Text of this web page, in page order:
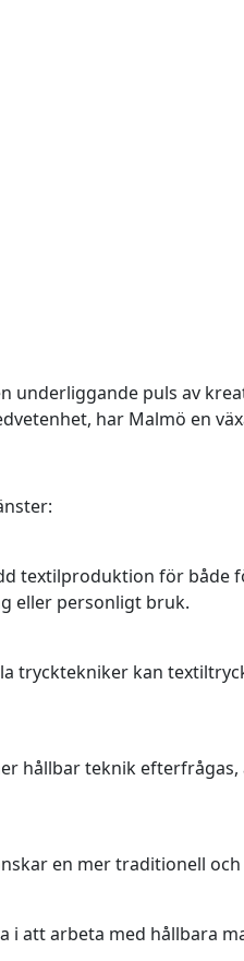
underliggande puls av
har Malmö en
textilproduktion för
eller personligt bruk.
trycktekniker kan
hållbar teknik
en mer traditionell
i att arbeta med hållbara